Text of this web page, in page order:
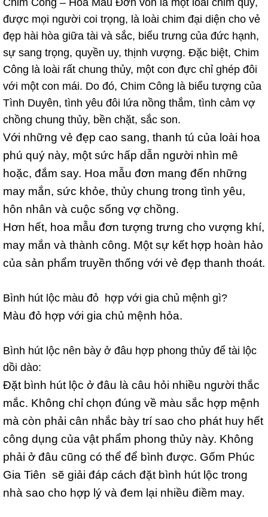
được mọi người coi trọng, là loài chim đại diện cho vẻ
đẹp hài hòa giữa tài và sắc, biểu trưng của đức hạnh,
sự sang trọng, quyền uy, thịnh vượng. Đặc biệt, Chim
Công là loài rất chung thủy, một con đực chỉ ghép đôi
với một con mái. Do đó, Chim Công là biểu tượng của
Tình Duyên, tình yêu đôi lứa nồng thắm, tình cảm vợ
chồng chung thủy, bền chặt, sắc son.
Với những vẻ đẹp cao sang, thanh tú của loài hoa
phú quý này, một sức hấp dẫn người nhìn mê
hoặc, đắm say. Hoa mẫu đơn mang đến những
may mắn, sức khỏe, thủy chung trong tình yêu,
hôn nhân và cuộc sống vợ chồng.
Hơn hết, hoa mẫu đơn tượng trưng cho vượng khí,
may mắn và thành công. Một sự kết hợp hoàn hảo
của sản phẩm truyền thống với vẻ đẹp thanh thoát.
Bình hút lộc màu đỏ hợp với gia chủ mệnh gì?
Màu đỏ hợp với gia chủ mệnh hỏa.
Bình hút lộc nên bày ở đâu hợp phong thủy để tài lộc
dồi dào:
Đặt bình hút lộc ở đâu là câu hỏi nhiều người thắc
mắc. Không chỉ chọn đúng về màu sắc hợp mệnh
mà còn phải cân nhắc bày trí sao cho phát huy hết
công dụng của vật phẩm phong thủy này. Không
phải ở đâu cũng có thể để bình được. Gốm Phúc
Gia Tiên sẽ giải đáp cách đặt bình hút lộc trong
nhà sao cho hợp lý và đem lại nhiều điềm may.